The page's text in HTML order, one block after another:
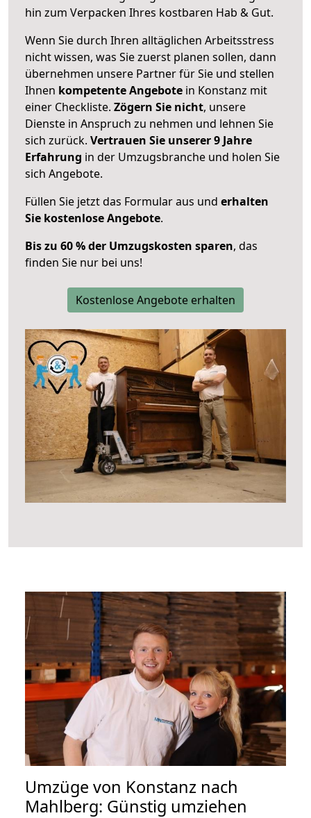
hin zum Verpacken Ihres kostbaren Hab & Gut.
Wenn Sie durch Ihren alltäglichen Arbeitsstress
nicht wissen, was Sie zuerst planen sollen, dann
übernehmen unsere Partner für Sie und stellen
Ihnen kompetente Angebote in Konstanz mit
einer Checkliste. Zögern Sie nicht, unsere
Dienste in Anspruch zu nehmen und lehnen Sie
sich zurück. Vertrauen Sie unserer 9 Jahre
Erfahrung in der Umzugsbranche und holen Sie
sich Angebote.
Füllen Sie jetzt das Formular aus und erhalten
Sie kostenlose Angebote.
Bis zu 60 % der Umzugskosten sparen, das
finden Sie nur bei uns!
Kostenlose Angebote erhalten
Umzüge von Konstanz nach
Mahlberg: Günstig umziehen